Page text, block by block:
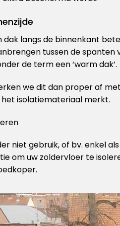
dak langs de binnenkant
tussen de spanten
de term een ‘warm dak’.
we dit dan proper af
isolatiemateriaal merkt.
niet gebruik, of bv. enkel
om uw zoldervloer te